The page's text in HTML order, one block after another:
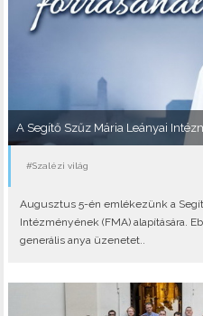
A Segítő Szűz Mária Leányai
#Szalézi világ
Augusztus 5-én emlékezünk a
Intézményének (FMA) alapítására.
generális anya üzenetet..